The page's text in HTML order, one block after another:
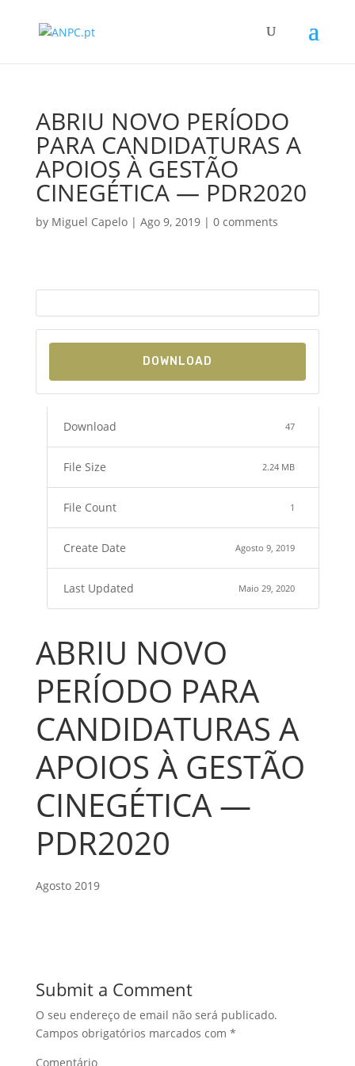
ABRIU NOVO PERÍODO
PARA CANDIDATURAS A
APOIOS À GESTÃO
CINEGÉTICA — PDR2020
by Miguel Capelo| Ago 9, 2019| 0 comments
DOWNLOAD
Download 47
File Size 2.24 MB
File Count 1
Create Date Agosto 9, 2019
Last Updated Maio 29, 2020
ABRIU NOVO
PERÍODO PARA
CANDIDATURAS A
APOIOS À GESTÃO
CINEGÉTICA —
PDR2020
Agosto 2019
Submit a Comment
O seu endereço de email não será publicado.
Campos obrigatórios marcados com *
Comentário